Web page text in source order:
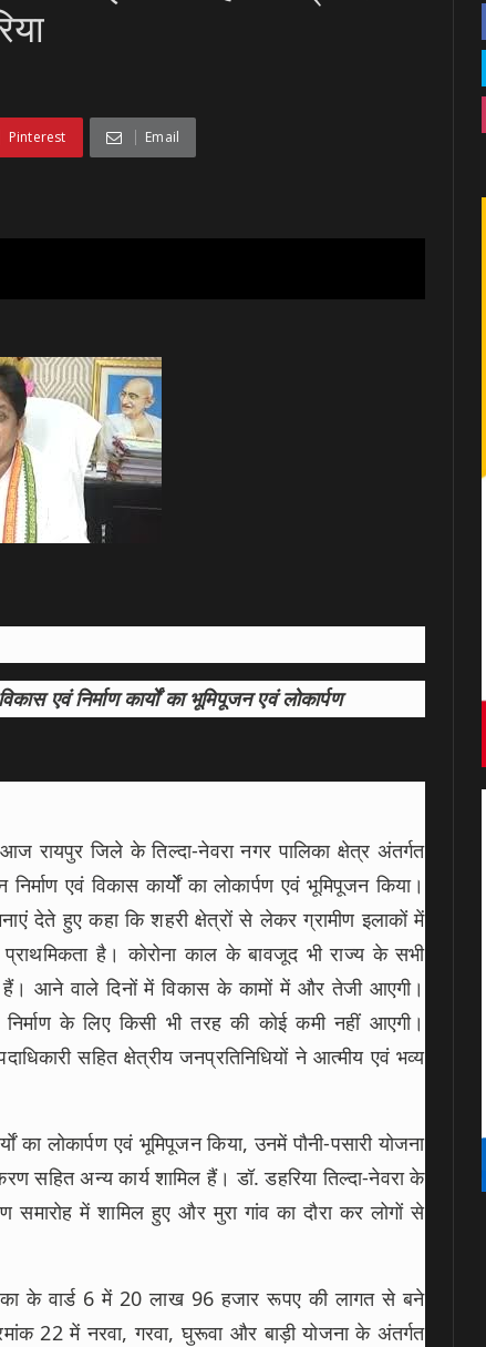
Pinterest Email
एवं निर्माण कार्याें का भूमिपूजन एवं लोकार्पण
रायपुर जिले के तिल्दा-नेवरा नगर पालिका क्षेत्र अंतर्गत
एवं विकास कार्योें का लोकार्पण एवं भूमिपूजन किया।
देते हुए कहा कि शहरी क्षेत्रों से लेकर ग्रामीण इलाकों में
है। कोरोना काल के बावजूद भी राज्य के सभी
हैं। आने वाले दिनों में विकास के कामों में और तेजी आएगी।
के लिए किसी भी तरह की कोई कमी नहीं आएगी।
सहित क्षेत्रीय जनप्रतिनिधियों ने आत्मीय एवं भव्य
का लोकार्पण एवं भूमिपूजन किया, उनमें पौनी-पसारी योजना
सहित अन्य कार्य शामिल हैं। डॉ. डहरिया तिल्दा-नेवरा के
समारोह में शामिल हुए और मुरा गांव का दौरा कर लोगों से
के वार्ड 6 में 20 लाख 96 हजार रूपए की लागत से बने
22 में नरवा, गरवा, घुरूवा और बाड़ी योजना के अंतर्गत